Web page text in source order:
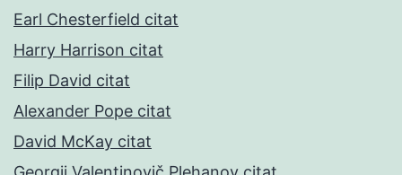
Earl Chesterfield citat
Harry Harrison citat
Filip David citat
Alexander Pope citat
David McKay citat